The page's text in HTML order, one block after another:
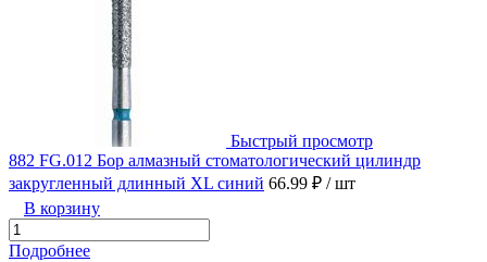
Быстрый просмотр
882 FG.012 Бор алмазный стоматологический цилиндр
закругленный длинный XL синий 66.99 ₽ / шт
В корзину
Подробнее